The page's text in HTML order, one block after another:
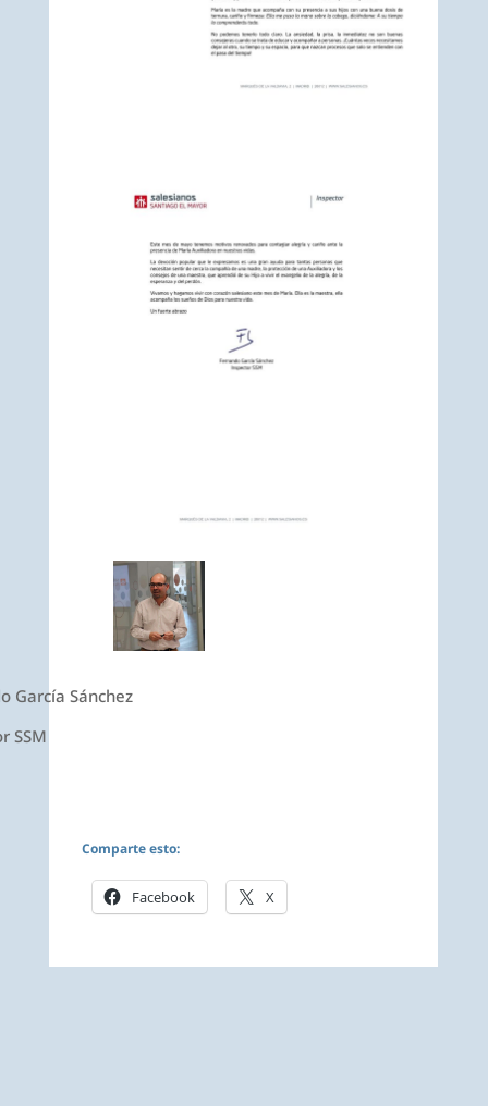
García Sánchez
SSM
Comparte esto:
Facebook X